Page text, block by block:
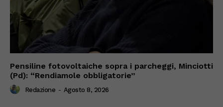
Pensiline fotovoltaiche sopra i parcheggi, Minciotti
(Pd): “Rendiamole obbligatorie”
Redazione - Agosto 8, 2026